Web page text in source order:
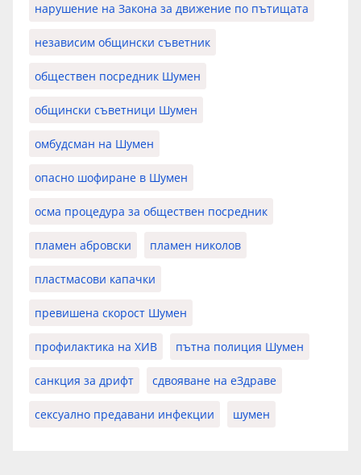
нарушение на Закона за движение по пътищата
независим общински съветник
обществен посредник Шумен
общински съветници Шумен
омбудсман на Шумен
опасно шофиране в Шумен
осма процедура за обществен посредник
пламен абровски пламен николов
пластмасови капачки
превишена скорост Шумен
профилактика на ХИВ пътна полиция Шумен
санкция за дрифт сдвояване на еЗдраве
сексуално предавани инфекции шумен